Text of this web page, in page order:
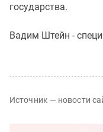
государства.
Вадим Штейн -
Источник — новости